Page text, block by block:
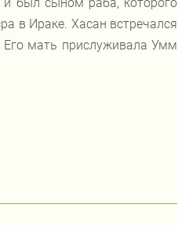
в Ираке. Хасан встречался
мать прислуживала Умм